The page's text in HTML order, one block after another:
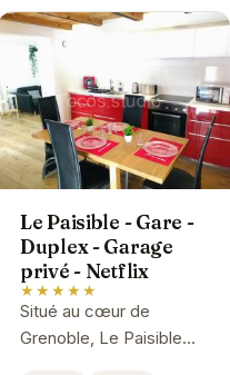
Le Paisible - Gare -
Duplex - Garage
privé - Netflix
★★★★★
Situé au cœur de
Grenoble, Le Paisible